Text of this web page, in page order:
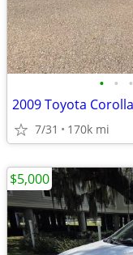
• • •
7/31 170k mi
$5,000